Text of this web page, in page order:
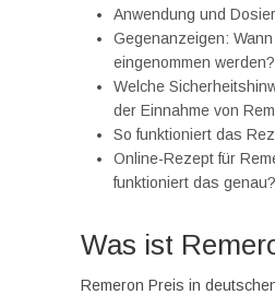
Anwendung und
Gegenanzeigen:
eingenommen werden?
Welche
der Einnahme von
So funktioniert das
Online-Rezept für
funktioniert das genau?
Was ist
Remeron Preis in